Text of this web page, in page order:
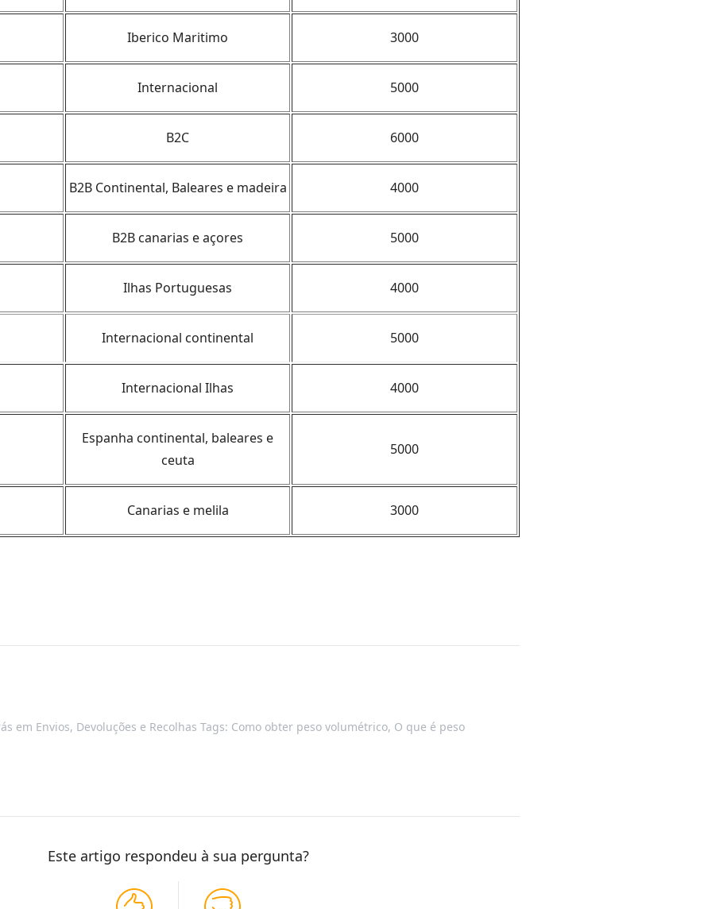
Iberico Maritimo 3000
Internacional 5000
B2C 6000
B2B Continental, Baleares e madeira 4000
B2B canarias e açores 5000
Ilhas Portuguesas 4000
Internacional continental 5000
Internacional Ilhas 4000
Espanha continental, baleares e
ceuta
5000
Canarias e melila 3000
em Envios, Devoluções e Recolhas Tags: Como obter peso volumétrico, O que é peso
Este artigo respondeu à sua pergunta?